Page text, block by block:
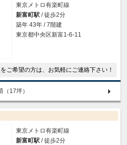
東京メトロ有楽町線
新富町駅 / 徒歩2分
築年 43年 / 7階建
東京都中央区新富1-6-11
希望の方は、お気軽にご連絡下さい！
17坪）
東京メトロ有楽町線
新富町駅 / 徒歩2分